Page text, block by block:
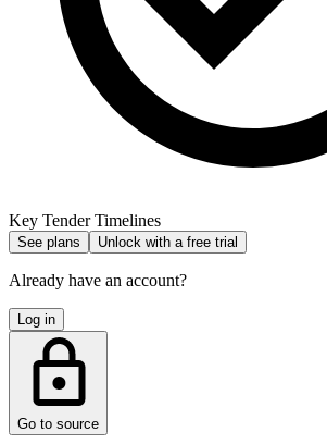
Key Tender Timelines
See plans Unlock with a free trial
Already have an account?
Log in
Go to source